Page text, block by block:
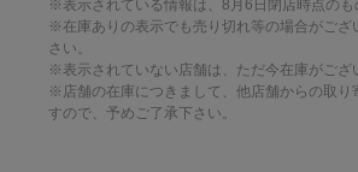
※表示されている情報は、8月6日閉店時点のも
※在庫ありの表示でも売り切れ等の場合がご
さい。
※表示されていない店舗は、ただ今在庫がござ
※店舗の在庫につきまして、他店舗からの取り
すので、予めご了承下さい。